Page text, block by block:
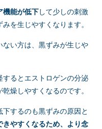
機能が低下して少しの刺激
を生じやすくなります。
い方は、黒ずみが生じや
するとエストロゲンの分泌
燥しやすくなるのです。
するのも黒ずみの原因と
やすくなるため、より念